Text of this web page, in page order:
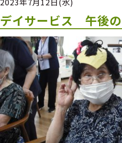
デイサービス 午後